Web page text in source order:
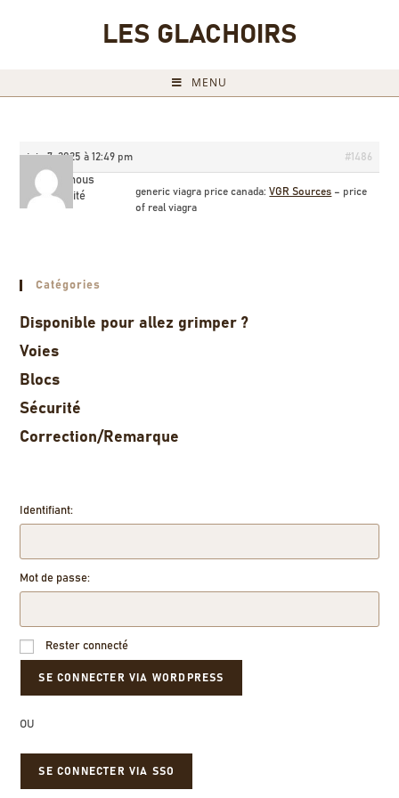
LES GLACHOIRS
MENU
juin 7, 2025 à 12:49 pm #1486
Billyamous
Invité
generic viagra price canada:VGR Sources – price
of real viagra
Catégories
Disponible pour allez grimper ?
Voies
Blocs
Sécurité
Correction/Remarque
Identifiant:
Mot de passe:
Rester connecté
OU
SE CONNECTER VIA SSO